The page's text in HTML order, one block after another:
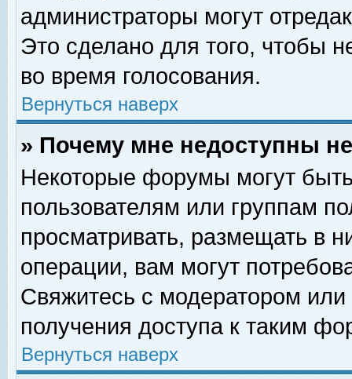
администраторы могут
Это сделано для того, чтобы
во время голосования.
Вернуться наверх
» Почему мне недоступны
Некоторые форумы могут
пользователям или группам
просматривать, размещать в
операции, вам могут
Свяжитесь с модератором
получения доступа к таким
Вернуться наверх